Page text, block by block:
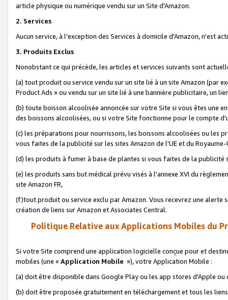
article physique ou numérique vendu sur un Site d'Amazon.
2. Services
Aucun service, à l'exception des Services à domicile d'Amazon, n'est
3. Produits Exclus
Nonobstant ce qui précède, les articles et services suivants sont
(a) tout produit ou service vendu sur un site lié à un site Amazon (par
Product Ads » ou vendu sur un site lié à une bannière publicitaire, un
(b) toute boisson alcoolisée annoncée sur votre Site si vous êtes une
des boissons alcoolisées, ou si votre Site fonctionne pour le compte
(c) les préparations pour nourrissons, les boissons alcoolisées ou les
vous faites de la publicité sur les sites Amazon de l'UE et du Royaume-
(d) les produits à fumer à base de plantes si vous faites de la publicité
(e) les produits sans but médical prévu visés à l'annexe XVI du
site Amazon FR,
(f)tout produit ou service exclu par Amazon. Vous recevrez une alerte
création de liens sur Amazon et Associates Central.
Politique Relative aux Applications Mobiles du
Si votre Site comprend une application logicielle conçue pour et
mobiles (une « Application Mobile »), votre Application Mobile :
(a) doit être disponible dans Google Play ou les app stores d'Apple ou
(b) doit être proposée gratuitement en téléchargement et tous les